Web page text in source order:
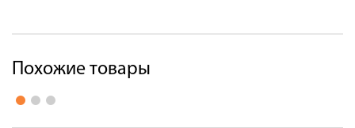
Похожие товары